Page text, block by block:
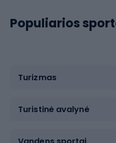
Populiarios
Turizmas
Turistinė avalynė